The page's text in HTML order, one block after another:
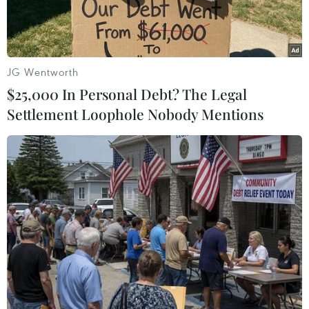
phương.
Trong phiên họp thứ nhất của hội đồng nói trên,
diễn ra hai ngày tại thủđô San Jose của Costa
CastilloBarrantes và người đồng cấp Mexico
Patricia Espinosa Cantellano, hai bên đã ràsoát
lại các chương trình hợp tác trên lĩnh vực chống
ma túy, chống tội phạm cótổ chức xuyên quốc
gia.
Ngoại trưởng hai nước cũng đánh giá cao
những thành tựu đạt được trongthời gian qua và
cam kết tiếp tục tích cực tham gia việc thực hiện
Chiến lượcanh ninh khu vực Trung Mỹ (ESCA).
JG Wentworth
$25,000 In Personal Debt? The Legal
Settlement Loophole Nobody Mentions